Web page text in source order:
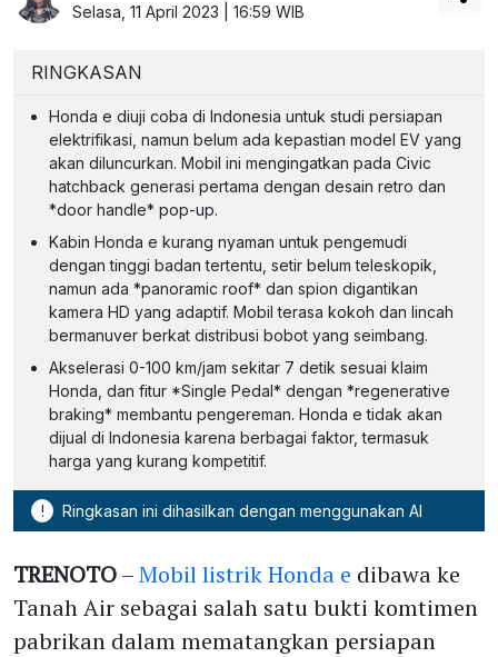
Selasa, 11 April 2023 | 16:59 WIB
RINGKASAN
Honda e diuji coba di Indonesia untuk studi persiapan
elektrifikasi, namun belum ada kepastian model EV yang
akan diluncurkan. Mobil ini mengingatkan pada Civic
hatchback generasi pertama dengan desain retro dan
*door handle* pop-up.
Kabin Honda e kurang nyaman untuk pengemudi
dengan tinggi badan tertentu, setir belum teleskopik,
namun ada *panoramic roof* dan spion digantikan
kamera HD yang adaptif. Mobil terasa kokoh dan lincah
bermanuver berkat distribusi bobot yang seimbang.
Akselerasi 0-100 km/jam sekitar 7 detik sesuai klaim
Honda, dan fitur *Single Pedal* dengan *regenerative
braking* membantu pengereman. Honda e tidak akan
dijual di Indonesia karena berbagai faktor, termasuk
harga yang kurang kompetitif.
! Ringkasan ini dihasilkan dengan menggunakan AI
TRENOTO–Mobil listrik Honda e dibawa ke
Tanah Air sebagai salah satu bukti komtimen
pabrikan dalam mematangkan persiapan